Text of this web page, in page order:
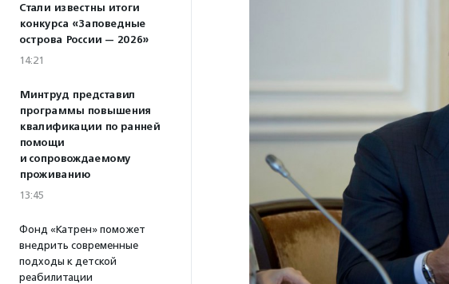
Стали известны итоги
конкурса «Заповедные
острова России — 2026»
14:21
Минтруд представил
программы повышения
квалификации по ранней
помощи
и сопровождаемому
проживанию
13:45
Фонд «Катрен» поможет
внедрить современные
подходы к детской
реабилитации